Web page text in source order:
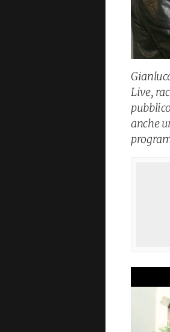
Live,
anche